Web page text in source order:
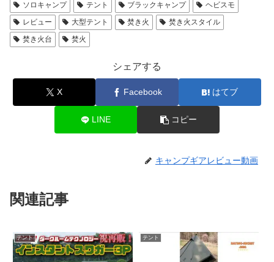
ソロキャンプ
テント ブラックキャンプ
ヘビスモ
レビュー
大型テント 焚き火
焚き火スタイル
焚き火台
焚火
シェアする
X Facebook はてブ
LINE コピー
キャンプギアレビュー動画
関連記事
テント テント